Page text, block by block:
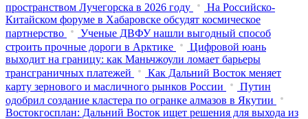
пространством Лучегорска в 2026 году
На Российско-
Китайском форуме в Хабаровске обсудят космическое
партнерство
Ученые ДВФУ нашли выгодный способ
строить прочные дороги в Арктике
Цифровой юань
выходит на границу: как Маньчжоули ломает барьеры
трансграничных платежей
Как Дальний Восток меняет
карту зернового и масличного рынков России
Путин
одобрил создание кластера по огранке алмазов в Якутии
Востокгосплан: Дальний Восток ищет решения для выхода из